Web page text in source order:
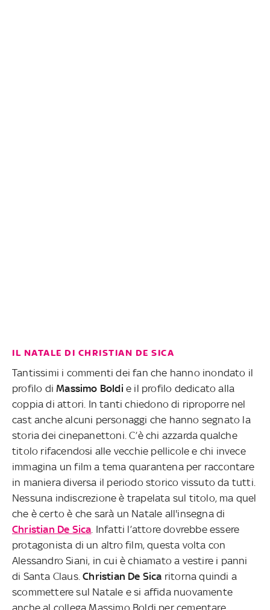
IL NATALE DI CHRISTIAN DE SICA
Tantissimi i commenti dei fan che hanno inondato il
profilo diMassimo Boldi e il profilo dedicato alla
coppia di attori. In tanti chiedono di riproporre nel
cast anche alcuni personaggi che hanno segnato la
storia dei cinepanettoni. C’è chi azzarda qualche
titolo rifacendosi alle vecchie pellicole e chi invece
immagina un film a tema quarantena per raccontare
in maniera diversa il periodo storico vissuto da tutti.
Nessuna indiscrezione è trapelata sul titolo, ma quel
che è certo è che sarà un Natale all'insegna di
Christian De Sica . Infatti l’attore dovrebbe essere
protagonista di un altro film, questa volta con
Alessandro Siani, in cui è chiamato a vestire i panni
di Santa Claus.Christian De Sica ritorna quindi a
scommettere sul Natale e si affida nuovamente
anche al collega Massimo Boldi per cementare